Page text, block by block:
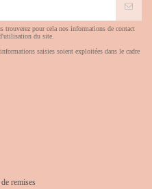
trouverez pour cela nos informations de contact
du site.
saisies soient exploitées dans le cadre
remises